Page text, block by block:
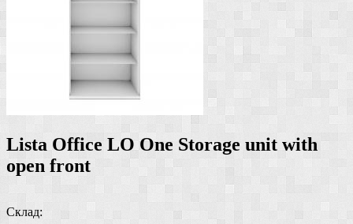
Lista Office LO One Storage unit with
open front
Склад: